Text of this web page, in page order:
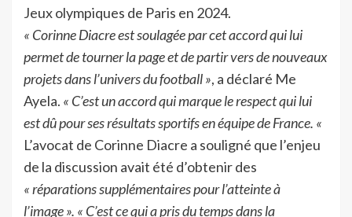
Jeux olympiques de Paris en 2024.
« Corinne Diacre est soulagée par cet accord qui lui
permet de tourner la page et de partir vers de nouveaux
projets dans l’univers du football », a déclaré Me
Ayela. « C’est un accord qui marque le respect qui lui
est dû pour ses résultats sportifs en équipe de France. «
L’avocat de Corinne Diacre a souligné que l’enjeu
de la discussion avait été d’obtenir des
« réparations supplémentaires pour l’atteinte à
l’image ». « C’est ce qui a pris du temps dans la